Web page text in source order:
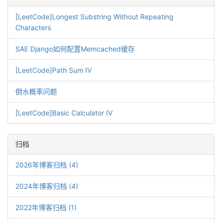
[LeetCode]Longest Substring Without Repeating
Characters
SAE Django如何配置Memcached缓存
[LeetCode]Path Sum IV
倒水概率问题
[LeetCode]Basic Calculator IV
归档
2026年博客归档 (4)
2024年博客归档 (4)
2022年博客归档 (1)